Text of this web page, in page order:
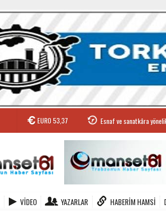
EURO53,37 Esnaf ve sanatkâra
VIDEO YAZARLAR HABERIM HAMSI